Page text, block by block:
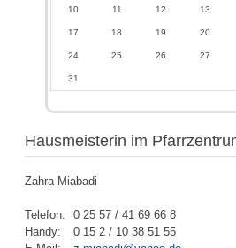
10 11 12 13
17 18 19 20
24 25 26 27
31
Hausmeisterin im
Zahra Miabadi
Telefon:
0 25 57 / 41 69 66 8
Handy:
0 15 2 / 10 38 51 55